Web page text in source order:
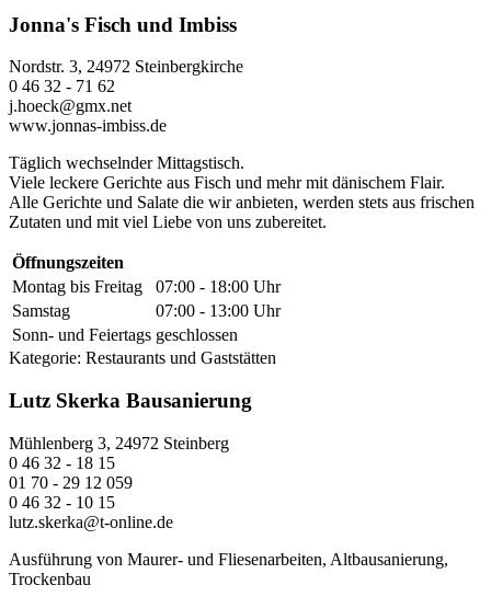
Jonna's Fisch und Imbiss
Nordstr. 3, 24972 Steinbergkirche
0 46 32 - 71 62
j.hoeck@gmx.net
www.jonnas-imbiss.de
Täglich wechselnder Mittagstisch.
Viele leckere Gerichte aus Fisch und mehr mit dänischem Flair.
Alle Gerichte und Salate die wir anbieten, werden stets aus frischen
Zutaten und mit viel Liebe von uns zubereitet.
Öffnungszeiten
Montag bis Freitag
07:00 - 18:00 Uhr
Samstag
07:00 - 13:00 Uhr
Sonn- und Feiertags geschlossen
Kategorie: Restaurants und Gaststätten
Lutz Skerka Bausanierung
Mühlenberg 3, 24972 Steinberg
0 46 32 - 18 15
01 70 - 29 12 059
0 46 32 - 10 15
lutz.skerka@t-online.de
Ausführung von Maurer- und Fliesenarbeiten, Altbausanierung,
Trockenbau